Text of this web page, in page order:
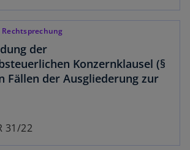
Rechtsprechung
der
Konzernklausel (§
Fällen der Ausgliederung zur
31/22